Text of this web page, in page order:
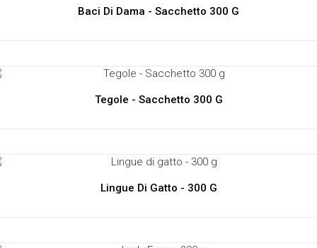
Baci Di Dama - Sacchetto 300 G
Tegole - Sacchetto 300 G
Lingue Di Gatto - 300 G